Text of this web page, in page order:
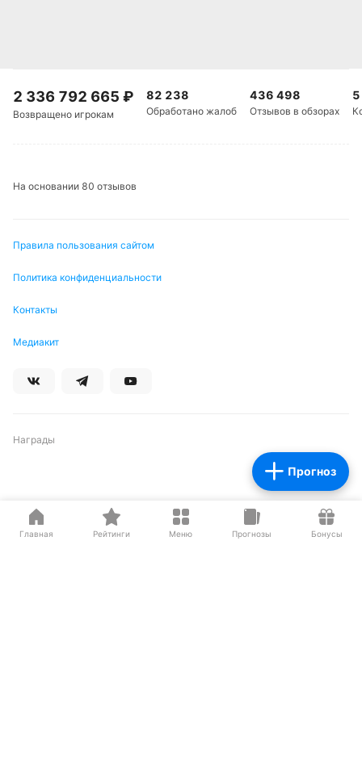
Прогноз
Главная Рейтинги Меню Прогнозы Бонусы
2 336 792 665 ₽
Возвращено игрокам
82 238
Обработано жалоб
436 498
Отзывов в обзорах
На основании 80 отзывов
Правила пользования сайтом
Политика конфиденциальности
Контакты
Медиакит
Награды
Партнеры